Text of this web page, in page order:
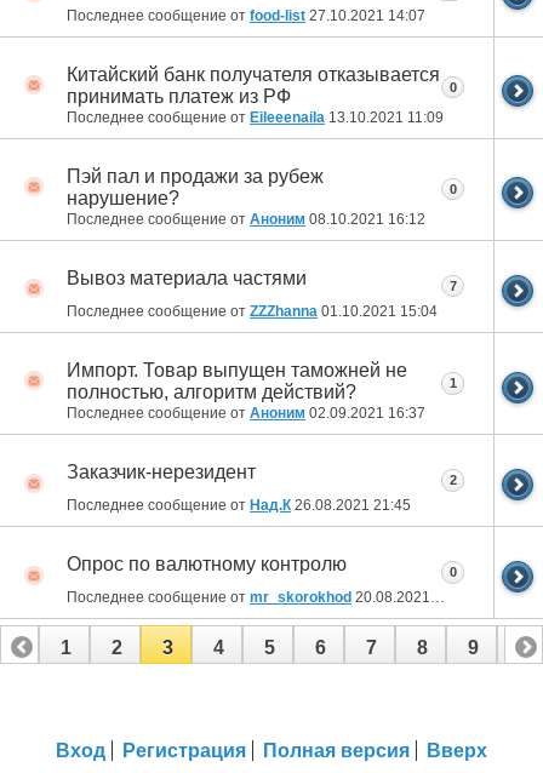
Последнее сообщение от food-list 27.10.2021 14:07
Китайский банк получателя отказывается
принимать платеж из РФ
Последнее сообщение от Eileeenaila 13.10.2021 11:09
0
Пэй пал и продажи за рубеж
нарушение?
Последнее сообщение от Аноним 08.10.2021 16:12
0
Вывоз материала частями
Последнее сообщение от ZZZhanna 01.10.2021 15:04
7
Импорт. Товар выпущен таможней не
полностью, алгоритм действий?
Последнее сообщение от Аноним 02.09.2021 16:37
1
Заказчик-нерезидент
Последнее сообщение от Над.К 26.08.2021 21:45
2
Опрос по валютному контролю
Последнее сообщение от mr_skorokhod 20.08.2021 10:28
0
1 2 3 4 5 6 7 8 9 10
Вход Регистрация Полная версия Вверх